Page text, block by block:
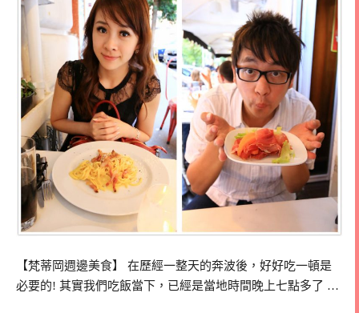
【梵蒂岡週邊美食】 在歷經一整天的奔波後，好好吃一頓是
必要的! 其實我們吃飯當下，已經是當地時間晚上七點多了 …